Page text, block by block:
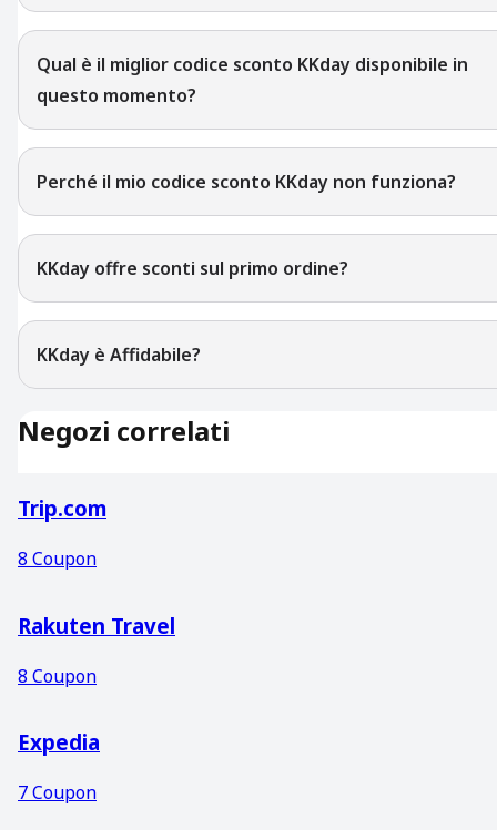
Qual è il miglior codice sconto KKday disponibile in
questo momento?
Perché il mio codice sconto KKday non funziona?
KKday offre sconti sul primo ordine?
KKday è Affidabile?
Negozi correlati
Trip.com
8 Coupon
Rakuten Travel
8 Coupon
Expedia
7Coupon